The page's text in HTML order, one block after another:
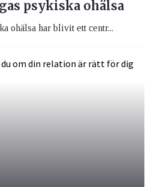
psykiska ohälsa
ohälsa har blivit ett centr...